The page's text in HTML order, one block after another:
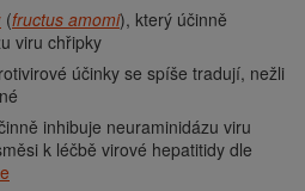
(fructus amomi), který účinně
viru chřipky
účinky se spíše tradují, nežli
inhibuje neuraminidázu viru
k léčbě virové hepatitidy dle